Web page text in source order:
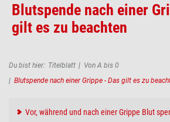
Blutspende nach einer
gilt es zu beachten
Pfadnavigation
Du bist hier: Titelblatt
Von A bis 0
Blutspende nach einer Grippe - Das gilt es zu
Vor, während und nach einer Grippe Blut